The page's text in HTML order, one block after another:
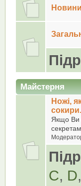
Новини
Майстерня
Ножі,
Якщо Ви
C, D,